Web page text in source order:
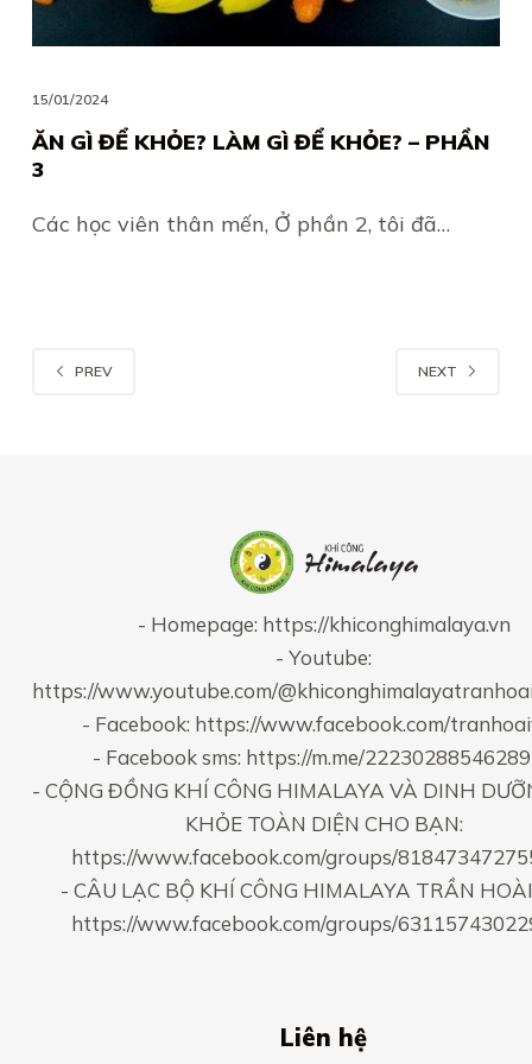
15/01/2024
ĂN GÌ ĐỂ KHỎE? LÀM GÌ ĐỂ KHỎE? – PHẦN
3
Các học viên thân mến, Ở phần 2, tôi đã…
PREV NEXT
- Homepage: https://khiconghimalaya.vn
- Youtube:
https://www.youtube.com/
- Facebook: https://www.facebook.com/
- Facebook sms: https://m.me/
- CỘNG ĐỒNG KHÍ CÔNG HIMALAYA VÀ DINH
KHỎE TOÀN DIỆN CHO BẠN:
https://www.facebook.com/groups/
- CÂU LẠC BỘ KHÍ CÔNG HIMALAYA TRẦN
https://www.facebook.com/groups/
Liên hệ